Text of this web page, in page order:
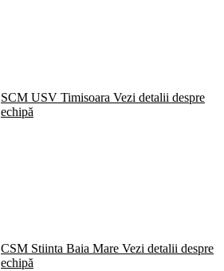
SCM USV Timisoara Vezi detalii despre
echipă
CSM Stiinta Baia Mare Vezi detalii despre
echipă